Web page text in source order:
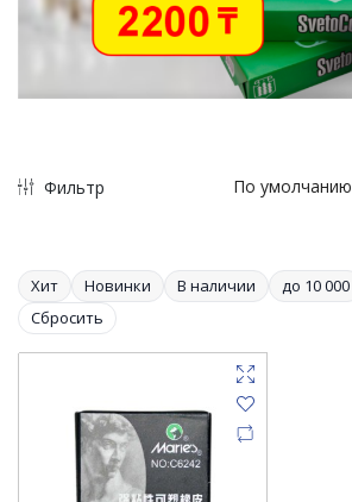
Фильтр По умолчанию
Хит Новинки В наличии до 10 000
Сбросить